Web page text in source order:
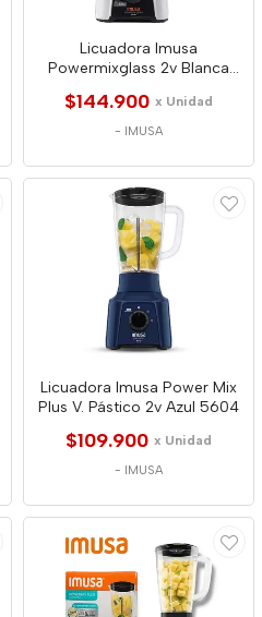
Licuadora Imusa
Powermixglass 2v Blanca
$144.900 x Unidad
- IMUSA
Licuadora Imusa Power Mix
Plus V. Pástico 2v Azul 5604
$109.900 x Unidad
- IMUSA